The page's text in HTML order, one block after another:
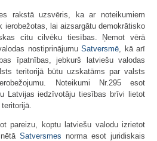
rakstā uzsvēris, ka ar noteikumiem
ierobežotas, lai aizsargātu demokrātisko
citu cilvēku tiesības. Ņemot vērā
nostiprinājumu Satversmē, kā arī
īpatnības, jebkurš latviešu valodas
teritorijā būtu uzskatāms par valsts
Noteikumi Nr.295 esot
Latvijas iedzīvotāju tiesības brīvi lietot
pareizu, koptu latviešu valodu izrietot
Satversmes norma esot juridiskais